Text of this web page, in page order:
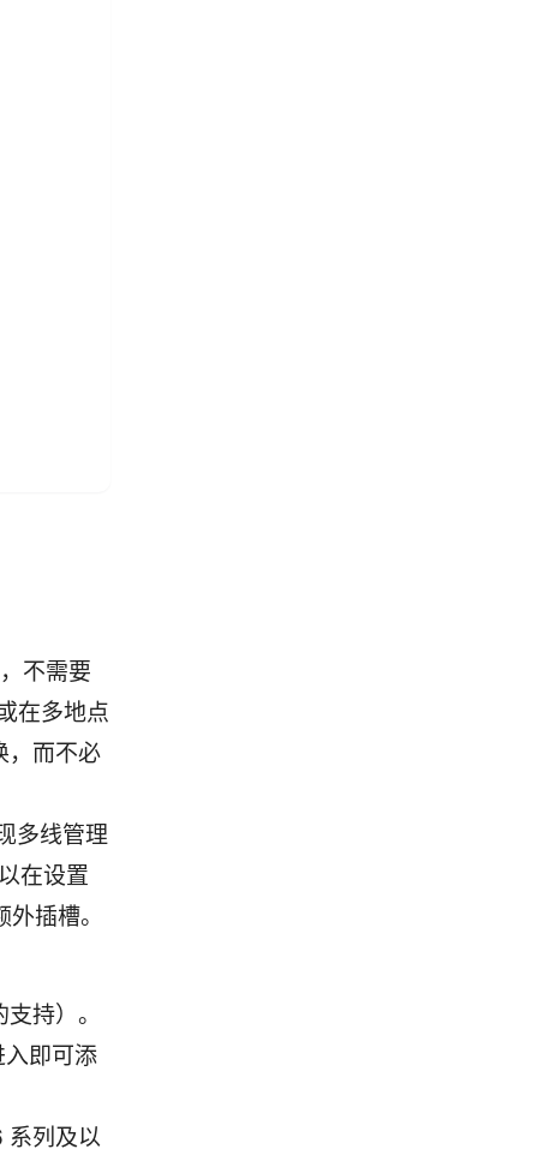
不需要
在多地点
，而不必
多线管理
在设置
插槽。
持）。
入即可添
系列及以